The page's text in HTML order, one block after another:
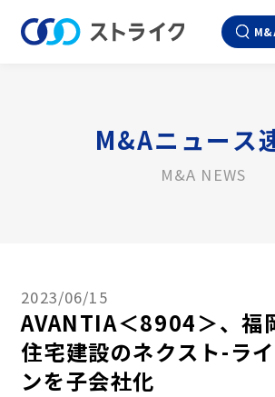
M&Aニュース
M&A NEWS
2023/06/15
AVANTIA＜8904＞、福
住宅建設のネクスト-ラ
ンを子会社化